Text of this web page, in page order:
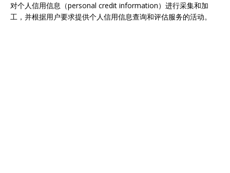
对个人信用信息（personal credit information）进行采集和加
工，并根据用户要求提供个人信用信息查询和评估服务的活动。